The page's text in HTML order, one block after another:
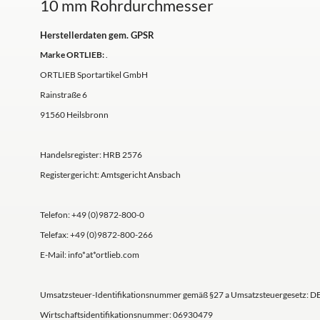
10 mm Rohrdurchmesser
Herstellerdaten gem. GPSR
Marke ORTLIEB:.
ORTLIEB Sportartikel GmbH
Rainstraße 6
91560 Heilsbronn
Handelsregister: HRB 2576
Registergericht: Amtsgericht Ansbach
Telefon: +49 (0)9872-800-0
Telefax: +49 (0)9872-800-266
E-Mail: info*at*ortlieb.com
Umsatzsteuer-Identifikationsnummer gemäß §27 a Umsatzsteuergesetz:
Wirtschaftsidentifikationsnummer: 06930479